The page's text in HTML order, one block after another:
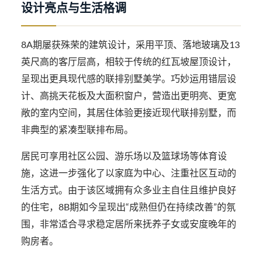
设计亮点与生活格调
8A期屡获殊荣的建筑设计，采用平顶、落地玻璃及13
英尺高的客厅层高，相较于传统的红瓦坡屋顶设计，
呈现出更具现代感的联排别墅美学。巧妙运用错层设
计、高挑天花板及大面积窗户，营造出更明亮、更宽
敞的室内空间，其居住体验更接近现代联排别墅，而
非典型的紧凑型联排布局。
居民可享用社区公园、游乐场以及篮球场等体育设
施，这进一步强化了以家庭为中心、注重社区互动的
生活方式。由于该区域拥有众多业主自住且维护良好
的住宅，8B期如今呈现出“成熟但仍在持续改善”的氛
围，非常适合寻求稳定居所来抚养子女或安度晚年的
购房者。